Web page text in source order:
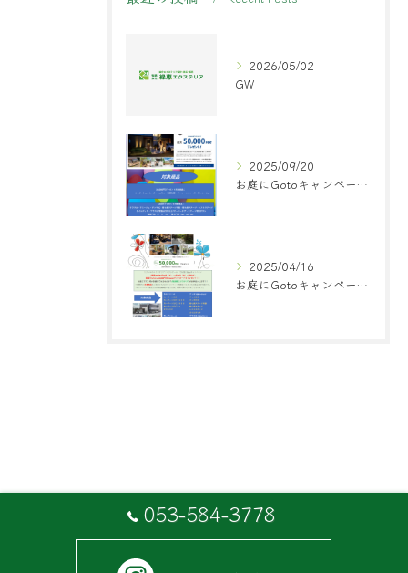
2026/05/02
GW
2025/09/20
お庭にGotoキャンペーン 始まりました！！
2025/04/16
お庭にGotoキャンペーン 実施中
053-584-3778